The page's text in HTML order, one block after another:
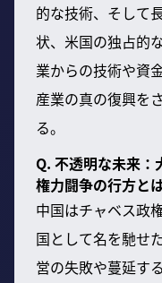
的な技術、そして
状、米国の独占的
業からの技術や資
産業の真の復興を
る。
Q. 不透明な未来：
権力闘争の行方と
中国はチャベス政
国として名を馳せ
営の失敗や蔓延す